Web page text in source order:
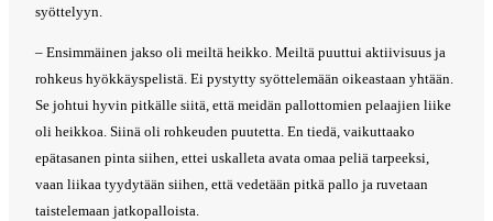
syöttelyyn.
– Ensimmäinen jakso oli meiltä heikko. Meiltä puuttui aktiivisuus ja
rohkeus hyökkäyspelistä. Ei pystytty syöttelemään oikeastaan yhtään.
Se johtui hyvin pitkälle siitä, että meidän pallottomien pelaajien liike
oli heikkoa. Siinä oli rohkeuden puutetta. En tiedä, vaikuttaako
epätasanen pinta siihen, ettei uskalleta avata omaa peliä tarpeeksi,
vaan liikaa tyydytään siihen, että vedetään pitkä pallo ja ruvetaan
taistelemaan jatkopalloista.